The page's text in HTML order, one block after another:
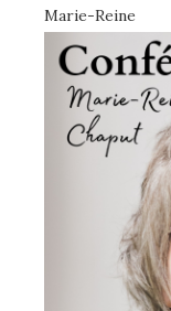
Marie-Reine